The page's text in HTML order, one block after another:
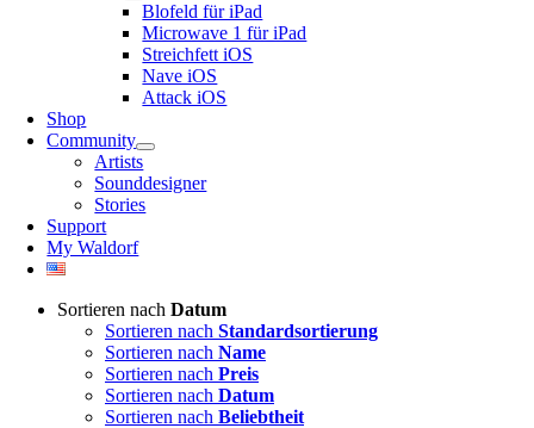
Blofeld für iPad
Microwave 1 für iPad
Streichfett iOS
Nave iOS
Attack iOS
Shop
Community
Artists
Sounddesigner
Stories
Support
My Waldorf
Sortieren nach Datum
Sortieren nach Standardsortierung
Sortieren nach Name
Sortieren nach Preis
Sortieren nach Datum
Sortieren nach Beliebtheit